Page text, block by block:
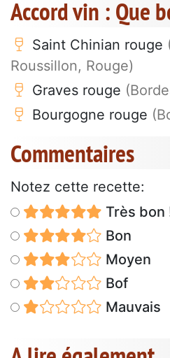
Accord vin : Que
Saint Chinian rouge
Roussillon, Rouge)
Graves rouge
Bourgogne rouge
Commentaires
Notez cette recette:
Très bon
Bon
Moyen
Bof
Mauvais